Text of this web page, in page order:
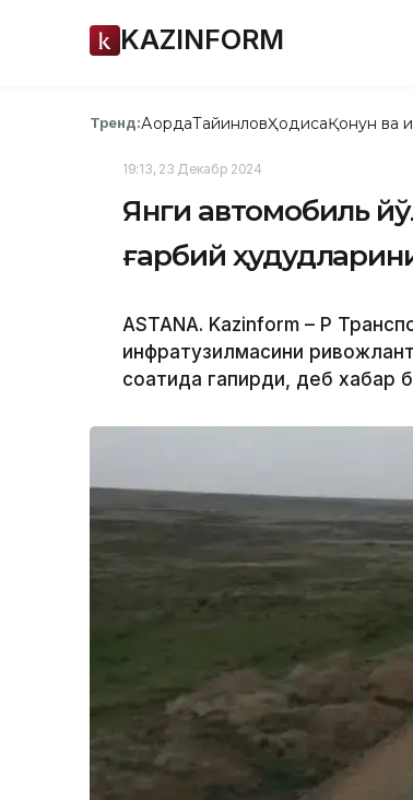
KAZINFORM
Тренд:АқордаТайинловҲодисаҚонун ва
19:13, 23 Декабр 2024
Янги автомобиль
ғарбий
ASTANA. Kazinform – ҚР
инфратузилмасини
соатида гапирди, деб хабар